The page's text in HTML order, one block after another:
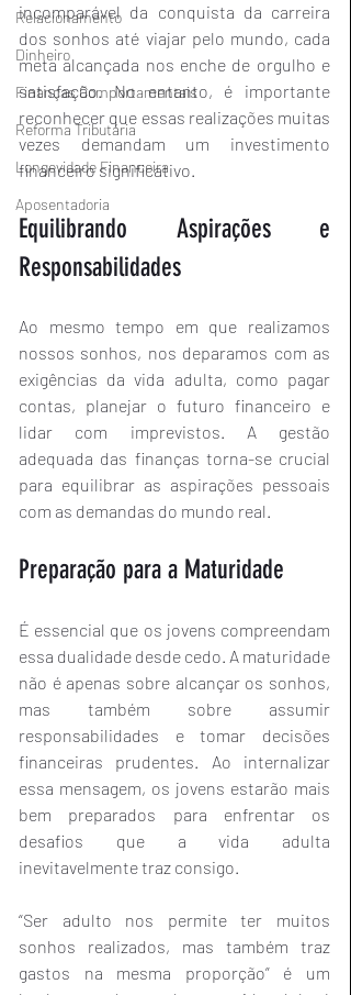
Relacionamento
Dinheiro
Finanças Comportamentais
Reforma Tributária
Longevidade Financeira
Aposentadoria
incomparável da conquista da carreira
dos sonhos até viajar pelo mundo, cada
meta alcançada nos enche de orgulho e
satisfação. No entanto, é importante
reconhecer que essas realizações muitas
vezes demandam um investimento
financeiro significativo.
Equilibrando Aspirações e
Responsabilidades
Ao mesmo tempo em que realizamos
nossos sonhos, nos deparamos com as
exigências da vida adulta, como pagar
contas, planejar o futuro financeiro e
lidar com imprevistos. A gestão
adequada das finanças torna-se crucial
para equilibrar as aspirações pessoais
com as demandas do mundo real.
Preparação para a Maturidade
É essencial que os jovens compreendam
essa dualidade desde cedo. A maturidade
não é apenas sobre alcançar os sonhos,
mas também sobre assumir
responsabilidades e tomar decisões
financeiras prudentes. Ao internalizar
essa mensagem, os jovens estarão mais
bem preparados para enfrentar os
desafios que a vida adulta
inevitavelmente traz consigo.
“Ser adulto nos permite ter muitos
sonhos realizados, mas também traz
gastos na mesma proporção” é um